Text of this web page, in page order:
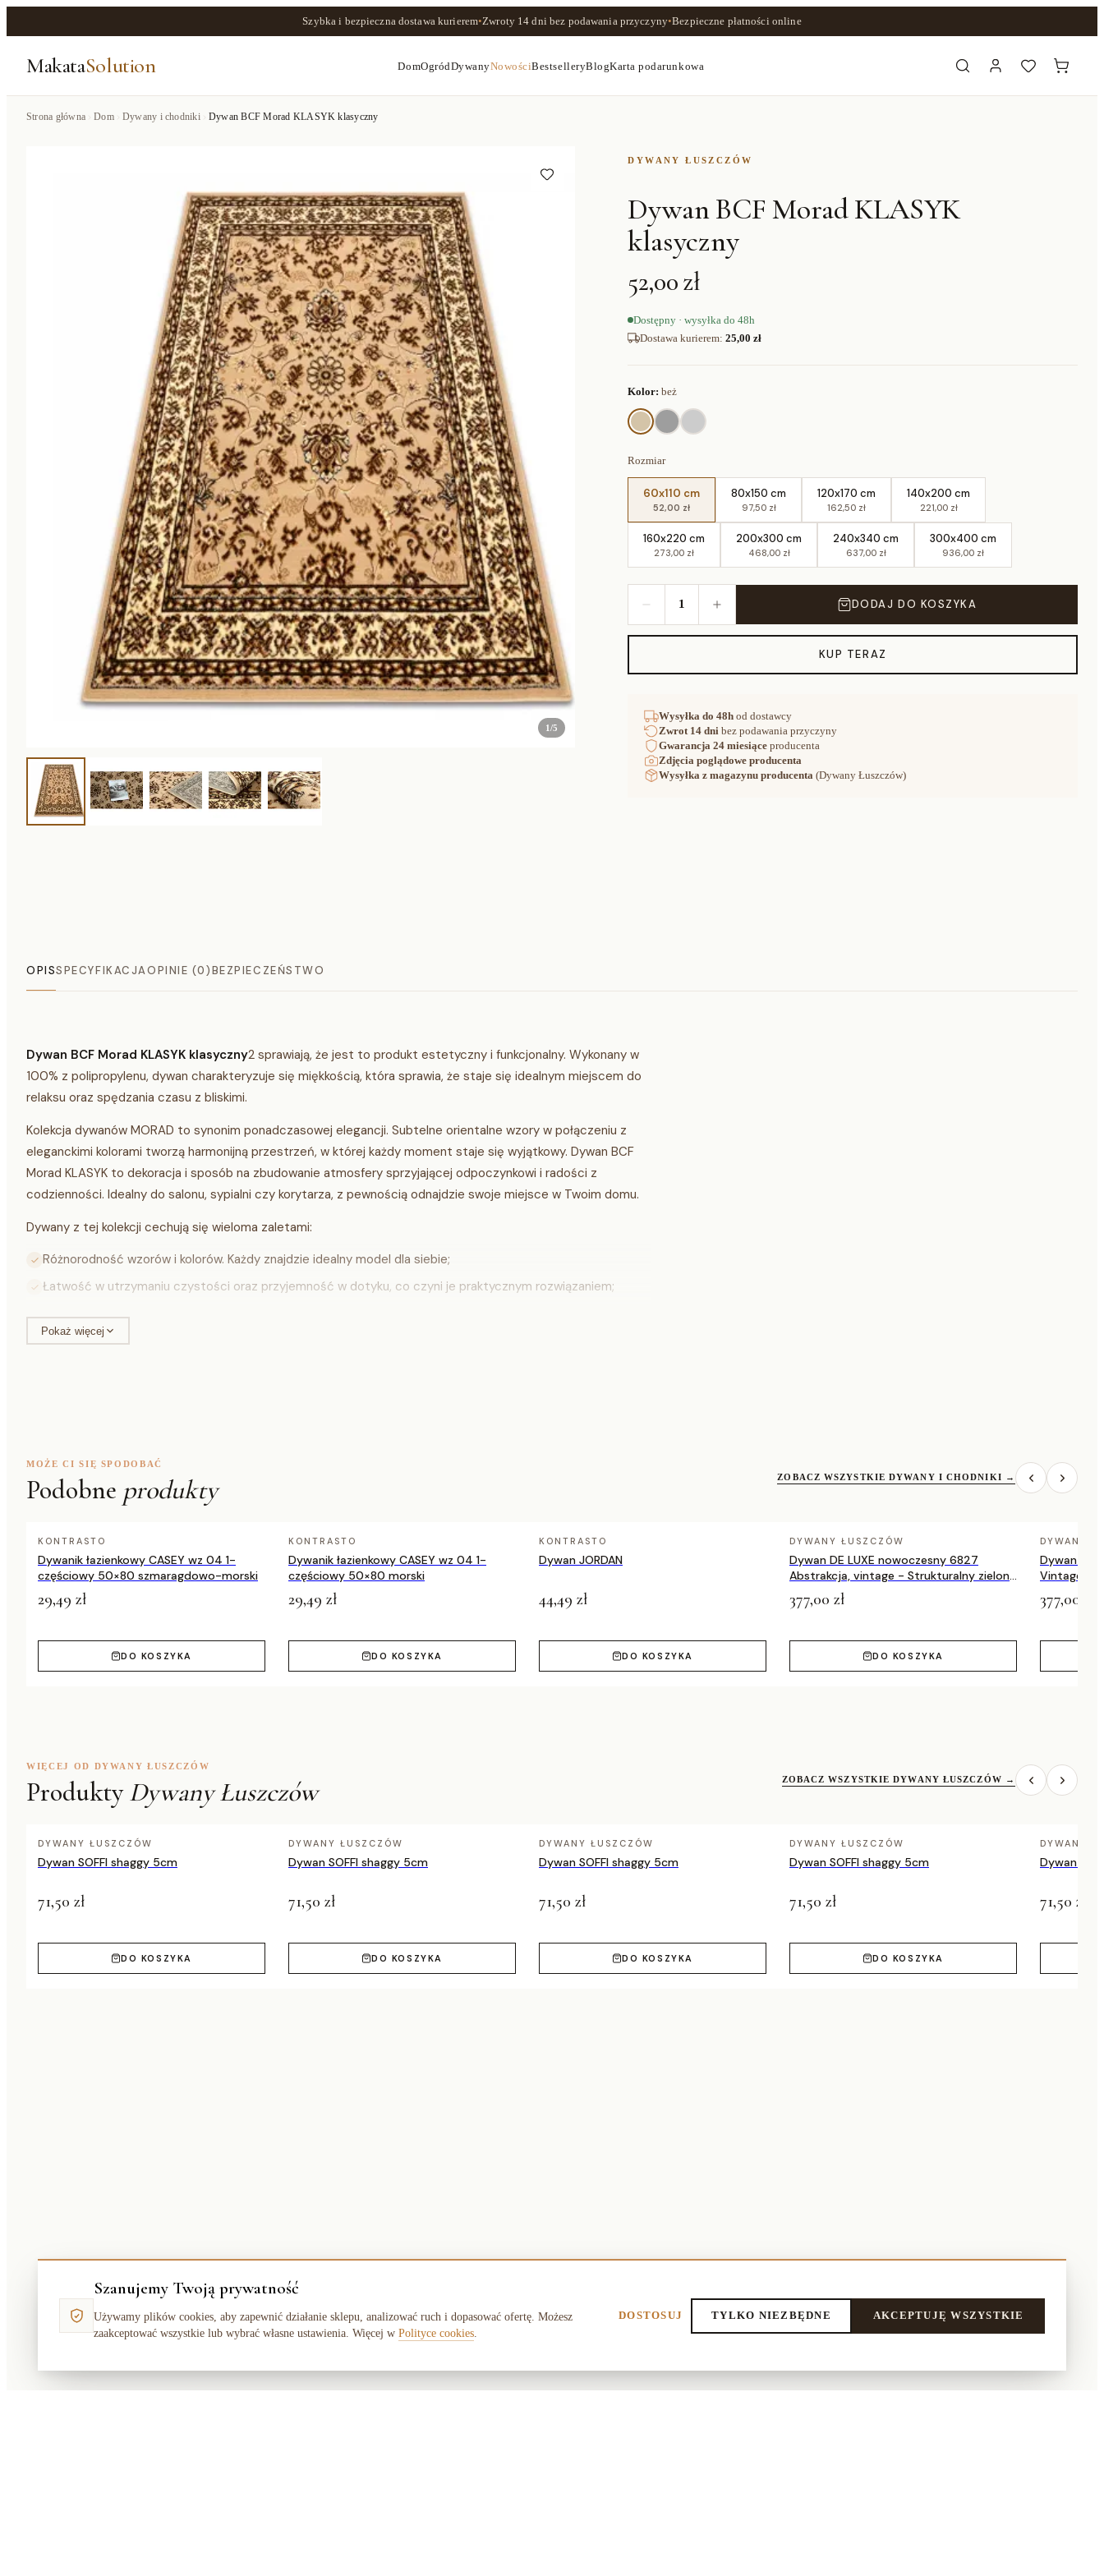
Szybka i bezpieczna dostawa kurierem•Zwroty 14 dnibez podawania przyczyny•Bezpieczne płatności online
MakataSolution DomOgródDywanyNowościBestselleryBlogKarta podarunkowa
Strona główna Dom Dywany i chodniki Dywan BCF Morad KLASYK klasyczny
1/5
DYWANY ŁUSZCZÓW
Dywan BCF Morad KLASYK
klasyczny
52,00 zł
Dostępny · wysyłka do 48h
Dostawa kurierem:25,00 zł
Kolor: beż
Rozmiar
60x110 cm
52,00 zł
80x150 cm
97,50 zł
120x170 cm
162,50 zł
140x200 cm
221,00 zł
160x220 cm
273,00 zł
200x300 cm
468,00 zł
240x340 cm
637,00 zł
300x400 cm
936,00 zł
1 DODAJ DO KOSZYKA
KUP TERAZ
Wysyłkado 48h od dostawcy
Zwrot 14 dni bez podawania przyczyny
Gwarancja24 miesiące producenta
Zdjęcia poglądowe producenta
Wysyłka z magazynu producenta (Dywany Łuszczów)
OPISSPECYFIKACJAOPINIE (0)BEZPIECZEŃSTWO
Dywan BCF Morad KLASYK klasyczny2 sprawiają, że jest to produkt estetyczny i funkcjonalny. Wykonany w
100% z polipropylenu, dywan charakteryzuje się miękkością, która sprawia, że staje się idealnym miejscem do
relaksu oraz spędzania czasu z bliskimi.
Kolekcja dywanów MORAD to synonim ponadczasowej elegancji. Subtelne orientalne wzory w połączeniu z
eleganckimi kolorami tworzą harmonijną przestrzeń, w której każdy moment staje się wyjątkowy. Dywan BCF
Morad KLASYK to dekoracja i sposób na zbudowanie atmosfery sprzyjającej odpoczynkowi i radości z
codzienności. Idealny do salonu, sypialni czy korytarza, z pewnością odnajdzie swoje miejsce w Twoim domu.
Dywany z tej kolekcji cechują się wieloma zaletami:
Różnorodność wzorów i kolorów. Każdy znajdzie idealny model dla siebie;
Łatwość w utrzymaniu czystości oraz przyjemność w dotyku, co czyni je praktycznym rozwiązaniem;
Wysoka jakość oraz duża odporność materiału sprawiają, że dywan posłuży na długo, zachowując swój
piękny wygląd;
Pokaż więcej
MOŻE CI SIĘ SPODOBAĆ
Podobne produkty ZOBACZ WSZYSTKIE DYWANY I CHODNIKI →
KONTRASTO
Dywanik łazienkowy CASEY wz 04 1-
częściowy 50×80 szmaragdowo-morski
29,49 zł
DO KOSZYKA
KONTRASTO
Dywanik łazienkowy CASEY wz 04 1-
częściowy 50×80 morski
29,49 zł
DO KOSZYKA
KONTRASTO
Dywan JORDAN
44,49 zł
DO KOSZYKA
DYWANY ŁUSZCZÓW
Dywan DE LUXE nowoczesny 6827
Abstrakcja, vintage - Strukturalny zielony
377,00 zł
DO KOSZYKA
DYWANY
Dywan DE
Vintage
377,00 zł
WIĘCEJ OD DYWANY ŁUSZCZÓW
Produkty Dywany Łuszczów ZOBACZ WSZYSTKIE DYWANY ŁUSZCZÓW →
DYWANY ŁUSZCZÓW
Dywan SOFFI shaggy 5cm
71,50 zł
DO KOSZYKA
DYWANY ŁUSZCZÓW
Dywan SOFFI shaggy 5cm
71,50 zł
DO KOSZYKA
DYWANY ŁUSZCZÓW
Dywan SOFFI shaggy 5cm
71,50 zł
DO KOSZYKA
DYWANY ŁUSZCZÓW
Dywan SOFFI shaggy 5cm
71,50 zł
DO KOSZYKA
DYWANY
Dywan
71,50 zł
Szanujemy Twoją prywatność
Używamy plików cookies, aby zapewnić działanie sklepu, analizować ruch i dopasować ofertę. Możesz
zaakceptować wszystkie lub wybrać własne ustawienia. Więcej w Polityce cookies
DOSTOSUJ TYLKO NIEZBĘDNE AKCEPTUJĘ WSZYSTKIE